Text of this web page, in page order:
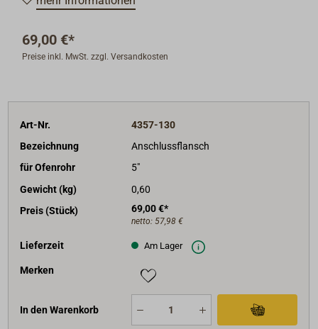
ausgetauscht.
69,00 €*
Preise inkl. MwSt. zzgl. Versandkosten
Art-Nr.
4357-130
Bezeichnung
Anschlussflansch
für Ofenrohr
5"
Gewicht (kg)
0,60
Preis (Stück)
69,00 €*
netto: 57,98 €
Lieferzeit Am Lager
Merken
In den Warenkorb